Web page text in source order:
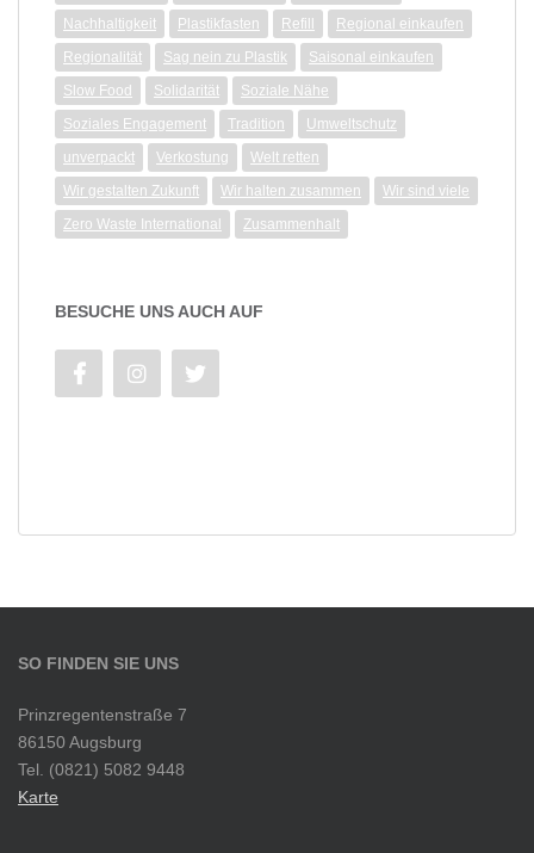
Nachhaltigkeit
Plastikfasten Refill
Regional einkaufen
Regionalität
Sag nein zu Plastik
Saisonal einkaufen
Slow Food
Solidarität
Soziale Nähe
Soziales Engagement
Tradition
Umweltschutz
unverpackt
Verkostung
Welt retten
Wir gestalten Zukunft
Wir halten zusammen
Wir sind viele
Zero Waste International
Zusammenhalt
BESUCHE UNS AUCH AUF
SO FINDEN SIE UNS
Prinzregentenstraße 7
86150 Augsburg
Tel. (0821) 5082 9448
Karte